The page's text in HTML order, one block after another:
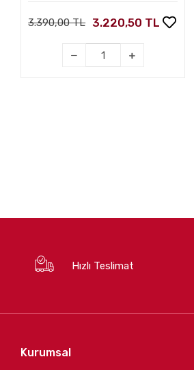
3.390,00 TL 3.220,50 TL
Hızlı Teslimat
Kurumsal